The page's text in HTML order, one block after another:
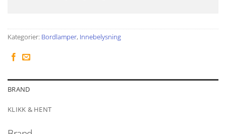
Kategorier: Bordlamper, Innebelysning
BRAND
KLIKK & HENT